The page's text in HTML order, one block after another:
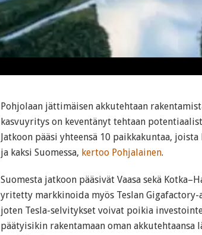
Pohjolaan jättimäisen akkutehtaan
kasvuyritys on keventänyt tehtaan
Jatkoon pääsi yhteensä 10 paikkakuntaa,
ja kaksi Suomessa, kertoo Pohjalainen.
Suomesta jatkoon pääsivät Vaasa sekä
yritetty markkinoida myös Teslan
joten Tesla-selvitykset voivat poikia
päätyisikin rakentamaan oman akkutehtaansa